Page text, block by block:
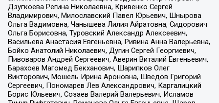
Дзугкоева Регина Николаевна, Кривенко Сергей
Владимирович, Милославский Павел Юрьевич, Шнырова
Ольга Вадимовна, Чанышева Лилия Айратовна, Сидорович
Ольга Борисовна, Туровский Александр Алексеевич,
Васильева Анастасия Евгеньевна, Ривина Анна Валерьевна,
Бойко Анатолий Николаевич, Дугин Сергей Георгиевич,
Пивоваров Андрей Сергеевич, Аверин Виталий Евгеньевич,
Барахоев Магомед Бекханович, Шарипков Олег
Викторович, Мошель Ирина Ароновна, Шведов Григорий
Сергеевич, Пономарев Лев Александрович, Каргалицкий
Борис Юльевич, Созаев Валерий Валерьевич, Исламов